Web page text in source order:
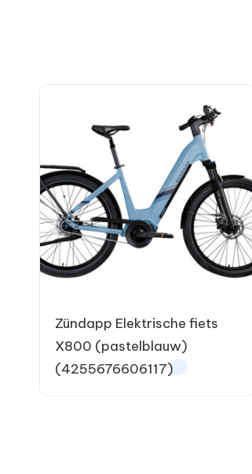
Zündapp Elektrische fiets
X800 (pastelblauw)
(4255676606117)